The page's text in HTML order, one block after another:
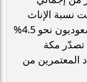
فيما بلغت نسبة الإناث
47%. كما شكّل المعتمرون السعوديون نحو 4.5%
تصدّر مكة
المعتمرين من